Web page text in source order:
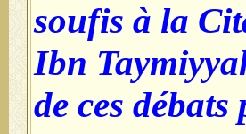
soufis à la
Ibn
de ces